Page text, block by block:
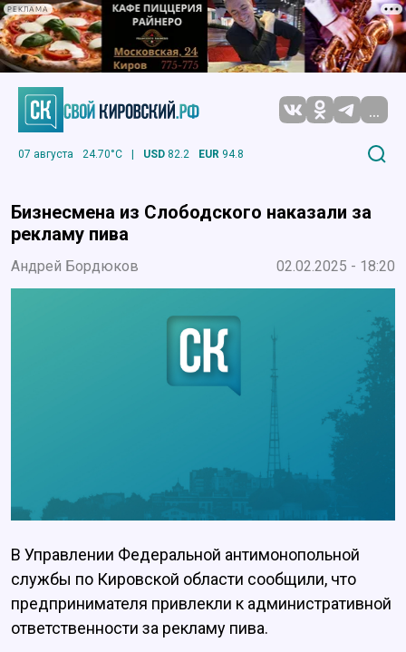
РЕКЛАМА
...
07 августа 24.70°C | USD 82.2 EUR 94.8
Бизнесмена из Слободского наказали за
рекламу пива
Андрей Бордюков 02.02.2025 - 18:20
В Управлении Федеральной антимонопольной
службы по Кировской области сообщили, что
предпринимателя привлекли к административной
ответственности за рекламу пива.